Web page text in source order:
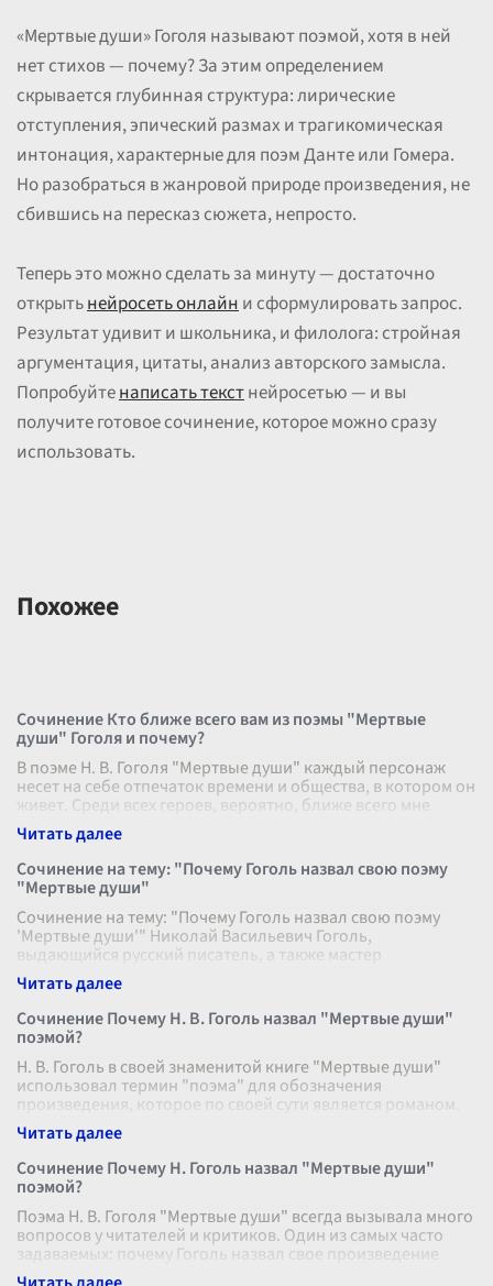
«Мертвые души» Гоголя называют поэмой, хотя в ней
нет стихов — почему? За этим определением
скрывается глубинная структура: лирические
отступления, эпический размах и трагикомическая
интонация, характерные для поэм Данте или Гомера.
Но разобраться в жанровой природе произведения, не
сбившись на пересказ сюжета, непросто.
Теперь это можно сделать за минуту — достаточно
открытьнейросеть онлайни сформулировать запрос.
Результат удивит и школьника, и филолога: стройная
аргументация, цитаты, анализ авторского замысла.
Попробуйтенаписать текстнейросетью — и вы
получите готовое сочинение, которое можно сразу
использовать.
Похожее
Сочинение Кто ближе всего вам из поэмы "Мертвые
души" Гоголя и почему?
В поэме Н. В. Гоголя "Мертвые души" каждый персонаж
несет на себе отпечаток времени и общества, в котором он
живет. Среди всех героев, вероятно, ближе всего мне
образ Чичикова, так
Сочинение на тему: "Почему Гоголь назвал свою поэму
"Мертвые души"
Сочинение на тему: "Почему Гоголь назвал свою поэму
'Мертвые души'" Николай Васильевич Гоголь,
выдающийся русский писатель, а также мастер
реалистического стиля, оставил после себ
Сочинение Почему Н. В. Гоголь назвал "Мертвые души"
поэмой?
Н. В. Гоголь в своей знаменитой книге "Мертвые души"
использовал термин "поэма" для обозначения
произведения, которое по своей сути является романом.
Одной из важнейших причин тако
Сочинение Почему Н. Гоголь назвал "Мертвые души"
поэмой?
Поэма Н. В. Гоголя "Мертвые души" всегда вызывала много
вопросов у читателей и критиков. Один из самых часто
задаваемых: почему Гоголь назвал свое произведение
поэмой, а не романом